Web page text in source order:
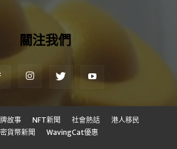
關注我們
故事 NFT新聞 社會熱話
港人移民
貨幣新聞
WavingCat優惠